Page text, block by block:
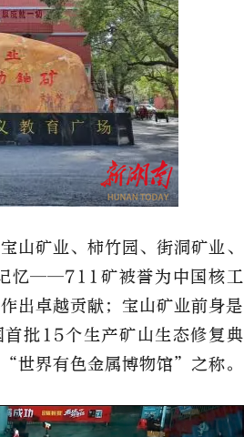
矿业、柿竹园、街洞矿业、
忆——711矿被誉为中国核工
卓越贡献；宝山矿业前身是
批15个生产矿山生态修复典
世界有色金属博物馆”之称。